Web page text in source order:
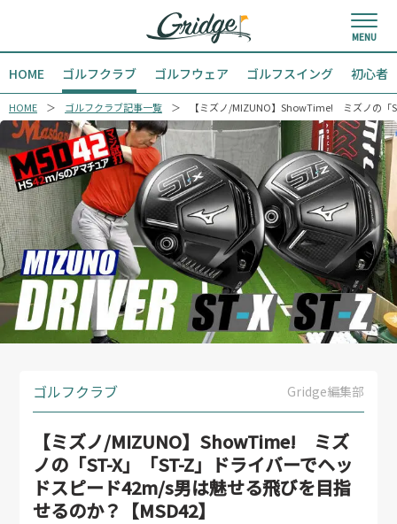
HOME ゴルフクラブ ゴルフウェア ゴルフスイング 初心者
HOME ゴルフクラブ記事一覧 【ミズノ/MIZUNO】ShowTime! ミズノの「
ゴルフクラブ Gridge編集部
【ミズノ/MIZUNO】ShowTime! ミズ
ノの「ST-X」「ST-Z」ドライバーでヘッ
ドスピード42m/s男は魅せる飛びを目指
せるのか？【MSD42】